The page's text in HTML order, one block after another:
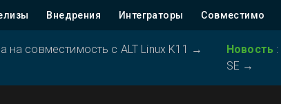
Внедрения Интеграторы Совместимо
на совместимость с ALT Linux K11 → Новость :
SE →